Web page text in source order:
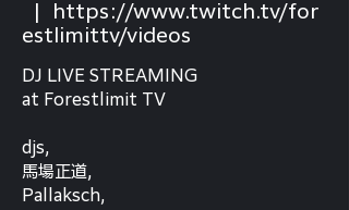
https://www.twitch.tv/for
estlimittv/videos
DJ LIVE STREAMING
at Forestlimit TV
djs,
馬場正道,
Pallaksch,